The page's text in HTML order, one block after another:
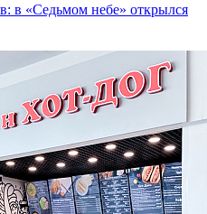
в «Седьмом небе» открылся